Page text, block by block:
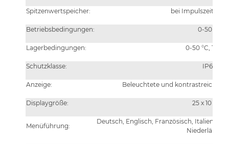
Spitzenwertspeicher: bei Impulszeit >=
Betriebsbedingungen: 0-50 °C
Lagerbedingungen: 0-50 °C, 10-
Schutzklasse: IP64
Anzeige: Beleuchtete und kontrastreiche
Displaygröße: 25 x 10 mm
Menüführung:
Deutsch, Englisch, Französisch,